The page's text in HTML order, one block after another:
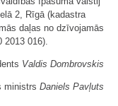
2, Rīgā (kadastra
daļas no dzīvojamās
2013 016).
Valdis Dombrovskis
ministrs Daniels Pavļuts